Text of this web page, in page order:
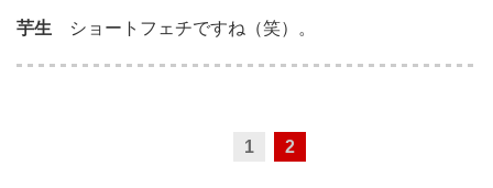
芋生 ショートフェチですね（笑）。
1 2